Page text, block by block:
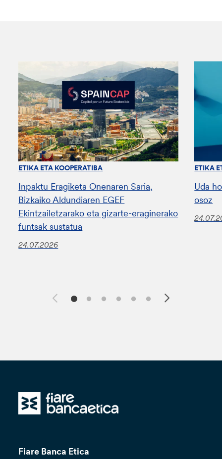
ETIKA ETA KOOPERATIBA
Inpaktu Eragiketa Onenaren Saria,
Bizkaiko Aldundiaren EGEF
Ekintzailetzarako eta gizarte-eraginerako
funtsak sustatua
24.07.2026
ETIKA
Uda
osoz
Fiare Banca Etica